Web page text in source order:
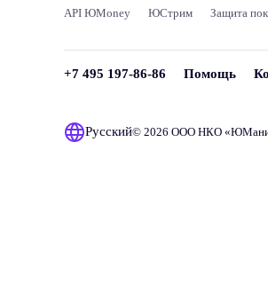
API ЮMoney ЮСтрим Защита
+7 495 197-86-86 Помощь
Русский© 2026 ООО НКО «